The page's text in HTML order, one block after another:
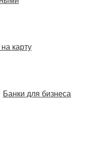
карту
Банки для бизнеса